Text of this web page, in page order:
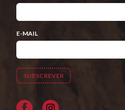
E-MAIL
Facebook